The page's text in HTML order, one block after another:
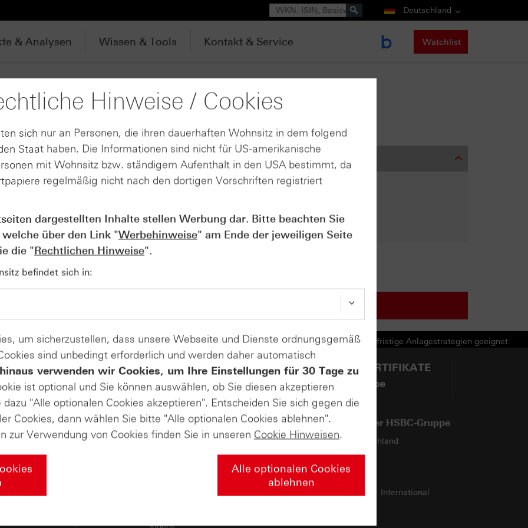
Suche Deutschland
& Analysen Wissen & Tools Kontakt & Service Watchlist
Produktarten für "Novo Nordisk A/S (ADR)"
Mini Future Zertifikate (13)
Standard-Optionsscheine (204)
mit Turbo-Zertifikaten. Turbo-Zertifikate sind hoch risikoreiche Produkte und nicht für langfristige Anlagestrategien geeignet.
zu uns
@hsbc_de auf
Instagram
@HSBCZERTIFIKATE
auf YouTube
& Downloads Märkte & Analysen
Daily Trading Archiv
Marktbeobachtung Archiv
Webseiten der HSBC-Gruppe
HSBC in Deutschland
HSBC-Gruppe
HSBCnet
Moving abroad - International
Hinweise / Cookies
sich nur an Personen, die ihren dauerhaften Wohnsitz in dem folgend
Staat haben. Die Informationen sind nicht für US-amerikanische
mit Wohnsitz bzw. ständigem Aufenthalt in den USA bestimmt, da
regelmäßig nicht nach den dortigen Vorschriften registriert
dargestellten Inhalte stellen Werbung dar. Bitte beachten Sie
über den Link "Werbehinweise" am Ende der jeweiligen Seite
die "Rechtlichen Hinweise".
befindet sich in:
um sicherzustellen, dass unsere Webseite und Dienste ordnungsgemäß
sind unbedingt erforderlich und werden daher automatisch
verwenden wir Cookies, um Ihre Einstellungen für 30 Tage zu
ist optional und Sie können auswählen, ob Sie diesen akzeptieren
"Alle optionalen Cookies akzeptieren". Entscheiden Sie sich gegen die
Cookies, dann wählen Sie bitte "Alle optionalen Cookies ablehnen".
zur Verwendung von Cookies finden Sie in unseren Cookie Hinweisen.
Alle optionalen Cookies
ablehnen